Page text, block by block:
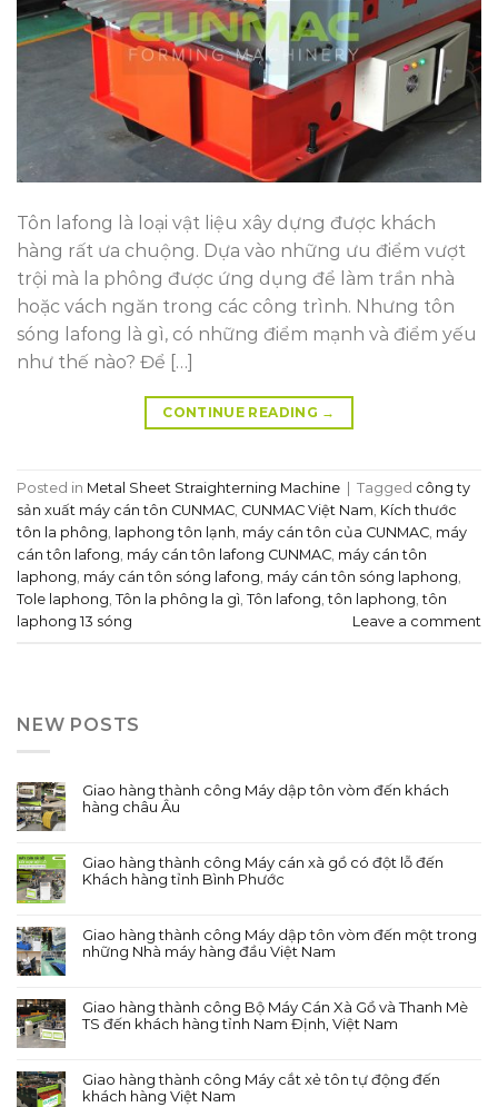
Tôn lafong là loại vật liệu xây dựng được khách
hàng rất ưa chuộng. Dựa vào những ưu điểm vượt
trội mà la phông được ứng dụng để làm trần nhà
hoặc vách ngăn trong các công trình. Nhưng tôn
sóng lafong là gì, có những điểm mạnh và điểm yếu
như thế nào? Để […]
CONTINUE READING →
Posted in Metal Sheet Straighterning Machine Tagged công ty
sản xuất máy cán tôn CUNMAC, CUNMAC Việt Nam, Kích thước
tôn la phông, laphong tôn lạnh, máy cán tôn của CUNMAC, máy
cán tôn lafong, máy cán tôn lafong CUNMAC, máy cán tôn
laphong, máy cán tôn sóng lafong, máy cán tôn sóng laphong,
Tole laphong, Tôn la phông la gì, Tôn lafong,tôn laphong,tôn
laphong 13 sóng
Leave a comment
NEW POSTS
Giao hàng thành công Máy dập tôn vòm đến khách
hàng châu Âu
Giao hàng thành công Máy cán xà gồ có đột lỗ đến
Khách hàng tỉnh Bình Phước
Giao hàng thành công Máy dập tôn vòm đến một trong
những Nhà máy hàng đầu Việt Nam
Giao hàng thành công Bộ Máy Cán Xà Gồ và Thanh Mè
TS đến khách hàng tỉnh Nam Định, Việt Nam
Giao hàng thành công Máy cắt xẻ tôn tự động đến
khách hàng Việt Nam